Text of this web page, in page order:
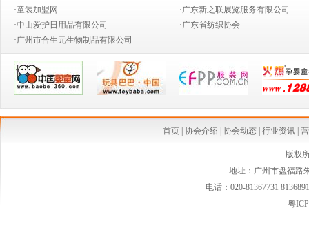
·创新童装营销模式,高效对接渠道资源
·2014婴童行业创新发展论坛
·从今生宝贝公司转型看婴童行业发展中的创新变革
·国家质检总局连夜发布新西兰可瑞康婴儿配方乳粉最新消费警示
·童装加盟网
·广东新之联展览服务有限公司
·中山爱护日用品有限公司
·广东省纺织协会
·广州市合生元生物制品有限公司
首页 协会介绍 协会动态 行业资讯
版权
地址：广州市盘福路
电话：020-81367731
粤